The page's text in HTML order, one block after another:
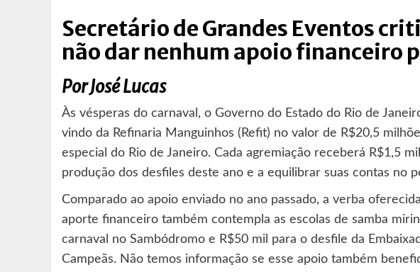
Secretário de Grandes Eventos
não dar nenhum apoio financeiro
Por José Lucas
Às vésperas do carnaval, o Governo do Estado do Rio de
vindo da Refinaria Manguinhos (Refit) no valor de R$20,5
especial do Rio de Janeiro. Cada agremiação receberá R$1,5
produção dos desfiles deste ano e a equilibrar suas contas no
Comparado ao apoio enviado no ano passado, a verba
aporte financeiro também contempla as escolas de samba
carnaval no Sambódromo e R$50 mil para o desfile da
Campeãs. Não temos informação se esse apoio também